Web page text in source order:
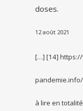
doses.
12 août 2021
[…] [14] https://
à lire en